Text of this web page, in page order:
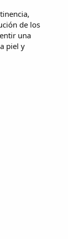
de los
una
piel y